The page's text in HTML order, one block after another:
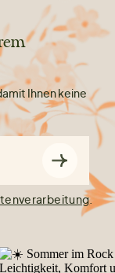
Ihnen keine
.